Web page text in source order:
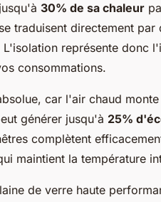
30% de sa chaleur
traduisent directement
représente donc
consommations.
car l'air chaud
générer jusqu'à 25%
complètent
maintient la température
de verre haute